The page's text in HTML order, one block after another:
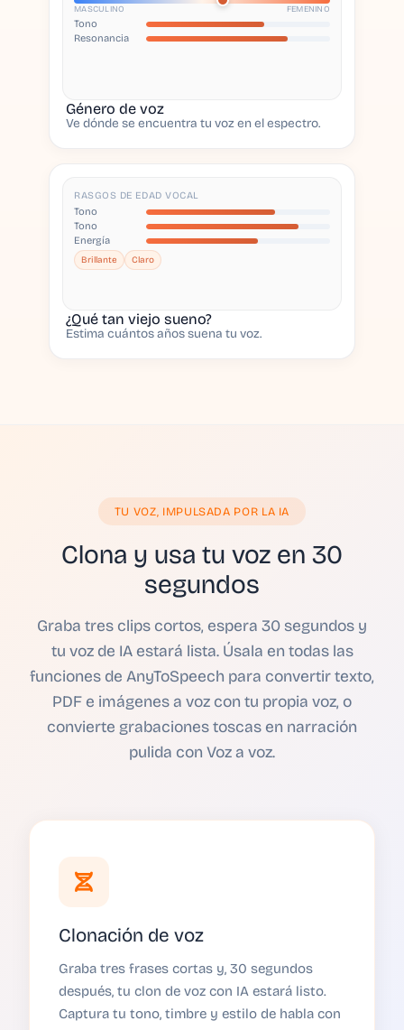
MASCULINO FEMENINO
Tono
Resonancia
Género de voz
Ve dónde se encuentra tu voz en el espectro.
RASGOS DE EDAD VOCAL
Tono
Tono
Energía
Brillante Claro
¿Qué tan viejo sueno?
Estima cuántos años suena tu voz.
TU VOZ, IMPULSADA POR LA IA
Clona y usa tu voz en 30
segundos
Graba tres clips cortos, espera 30 segundos y
tu voz de IA estará lista. Úsala en todas las
funciones de AnyToSpeech para convertir texto,
PDF e imágenes a voz con tu propia voz, o
convierte grabaciones toscas en narración
pulida con Voz a voz.
Clonación de voz
Graba tres frases cortas y, 30 segundos
después, tu clon de voz con IA estará listo.
Captura tu tono, timbre y estilo de habla con